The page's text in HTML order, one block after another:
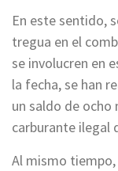
En este sentido,
tregua en el
se involucren en
la fecha, se han
un saldo de
carburante ilegal
Al mismo